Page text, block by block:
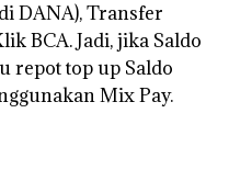
DANA), Transfer
BCA. Jadi, jika Saldo
repot top up Saldo
Mix Pay.